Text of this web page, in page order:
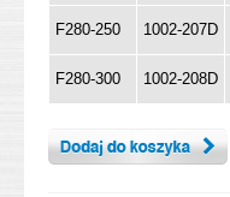
F280-250 1002-207D
F280-300 1002-208D